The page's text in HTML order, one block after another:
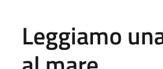
Leggiamo